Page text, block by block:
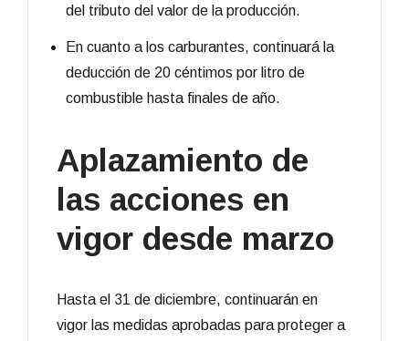
del tributo del valor de la producción.
En cuanto a los carburantes, continuará la
deducción de 20 céntimos por litro de
combustible hasta finales de año.
Aplazamiento de
las acciones en
vigor desde marzo
Hasta el 31 de diciembre, continuarán en
vigor las medidas aprobadas para proteger a